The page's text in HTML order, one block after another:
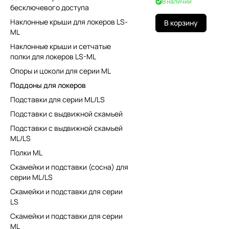
В корзину
бесключевого доступа
Наклонные крыши для локеров LS-
ML
Наклонные крыши и сетчатые
полки для локеров LS-ML
Опоры и цоколи для серии ML
Поддоны для локеров
Подставки для серии ML/LS
Подставки с выдвижной скамьей
Подставки с выдвижной скамьей
ML/LS
Полки ML
Скамейки и подставки (сосна) для
серии ML/LS
Скамейки и подставки для серии
LS
Скамейки и подставки для серии
ML